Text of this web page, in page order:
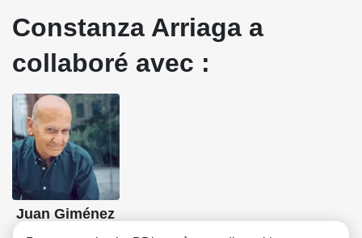
Constanza Arriaga a
collaboré avec :
Juan Giménez